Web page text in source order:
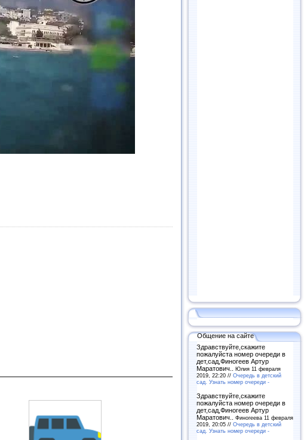
Общение на сайте
Здравствуйте,скажите
пожалуйста номер очереди в
дет,сад,Финогеев Артур
Маратович.. Юлия 11 февраля
2019, 22:20 // Очередь в детский
сад. Узнать номер очереди -
Здравствуйте,скажите
пожалуйста номер очереди в
дет,сад,Финогеев Артур
Маратович.. Финогеева 11 февраля
2019, 20:05 // Очередь в детский
сад. Узнать номер очереди -